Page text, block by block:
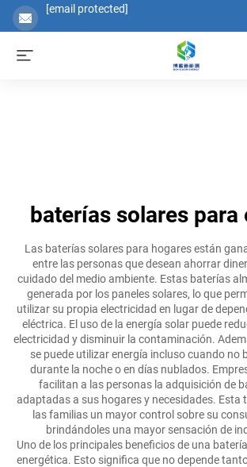
[email protected]
baterías solares para
Las baterías solares para hogares están
entre las personas que desean ahorrar
cuidado del medio ambiente. Estas baterías
generada por los paneles solares, lo que
utilizar su propia electricidad en lugar de
eléctrica. El uso de la energía solar puede
electricidad y disminuir la contaminación.
se puede utilizar energía incluso cuando no
durante la noche o en días nublados.
facilitan a las personas la adquisición de
adaptadas a sus hogares y necesidades. Esta
las familias un mayor control sobre su
brindándoles una mayor sensación de
Uno de los principales beneficios de una
energética. Esto significa que no depende